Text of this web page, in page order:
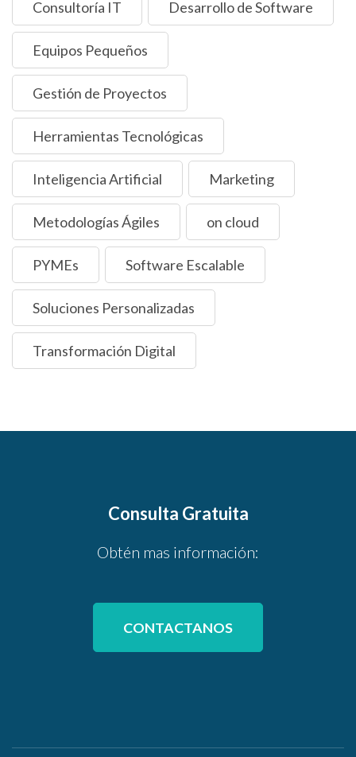
Consultoría IT Desarrollo de Software
Equipos Pequeños
Gestión de Proyectos
Herramientas Tecnológicas
Inteligencia Artificial Marketing
Metodologías Ágiles on cloud
PYMEs Software Escalable
Soluciones Personalizadas
Transformación Digital
Consulta Gratuita
Obtén mas información:
CONTACTANOS